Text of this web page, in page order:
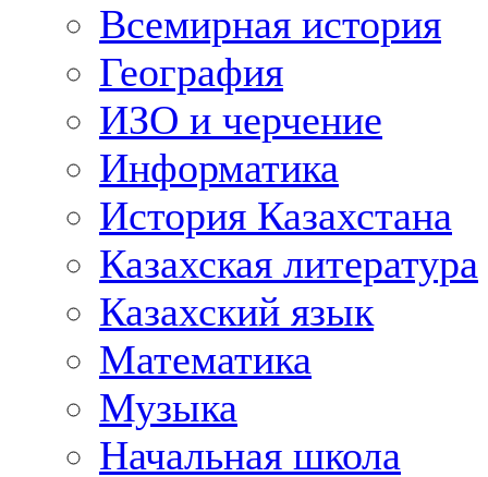
Всемирная история
География
ИЗО и черчение
Информатика
История Казахстана
Казахская литература
Казахский язык
Математика
Музыка
Начальная школа